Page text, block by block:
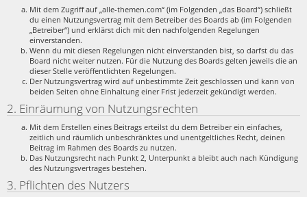
Mit dem Zugriff auf „alle-themen.com“ (im Folgenden „das Board“) schließt
du einen Nutzungsvertrag mit dem Betreiber des Boards ab (im Folgenden
„Betreiber“) und erklärst dich mit den nachfolgenden Regelungen
einverstanden.
Wenn du mit diesen Regelungen nicht einverstanden bist, so darfst du das
Board nicht weiter nutzen. Für die Nutzung des Boards gelten jeweils die an
dieser Stelle veröffentlichten Regelungen.
Der Nutzungsvertrag wird auf unbestimmte Zeit geschlossen und kann von
beiden Seiten ohne Einhaltung einer Frist jederzeit gekündigt werden.
2. Einräumung von Nutzungsrechten
Mit dem Erstellen eines Beitrags erteilst du dem Betreiber ein einfaches,
zeitlich und räumlich unbeschränktes und unentgeltliches Recht, deinen
Beitrag im Rahmen des Boards zu nutzen.
Das Nutzungsrecht nach Punkt 2, Unterpunkt a bleibt auch nach Kündigung
des Nutzungsvertrages bestehen.
3. Pflichten des Nutzers